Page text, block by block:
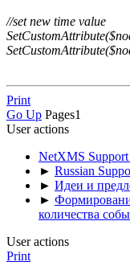
//set new time value
Print
Go Up Pages1
User actions
NetXMS
► Russian
► Идеи и
►
количества
User actions
Print